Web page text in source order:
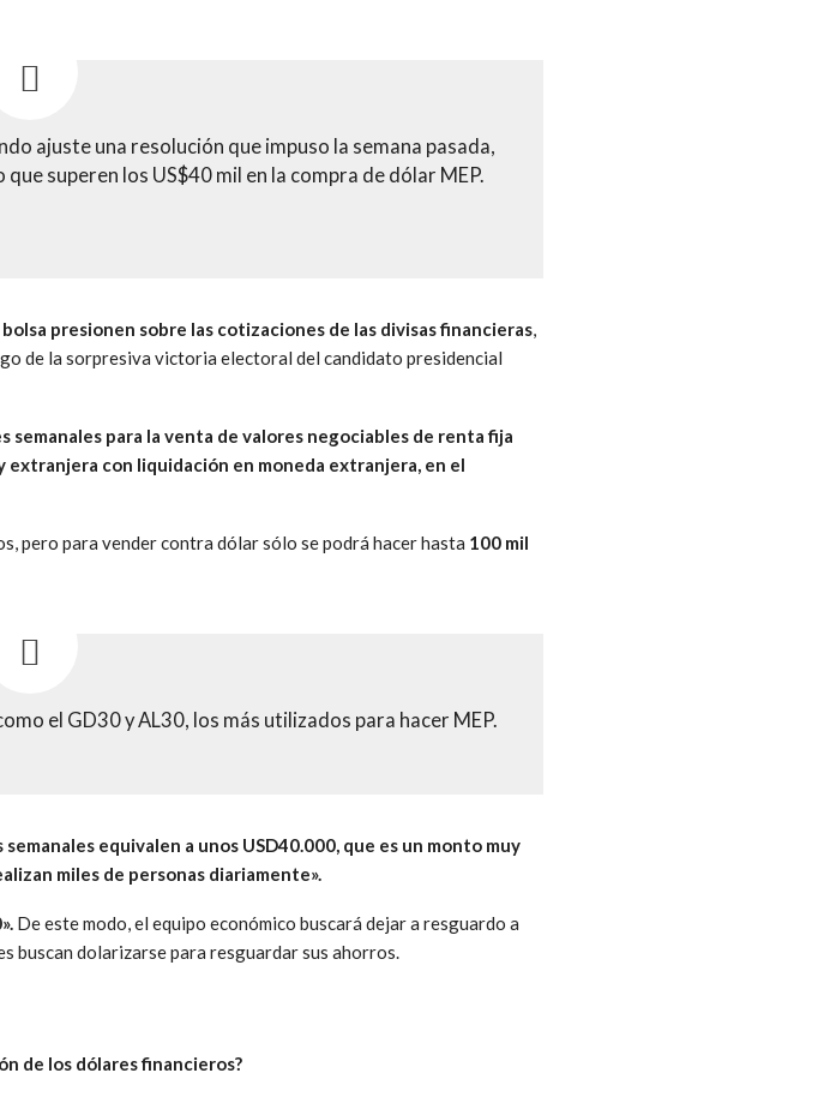
ajuste una resolución que impuso la semana pasada,
superen los US$40 mil en la compra de dólar MEP.
presionen sobre las cotizaciones de las divisas financieras,
de la sorpresiva victoria electoral del candidato presidencial
semanales para la venta de valores negociables de renta fija
extranjera con liquidación en moneda extranjera, en el
pero para vender contra dólar sólo se podrá hacer hasta 100 mil
el GD30 y AL30, los más utilizados para hacer MEP.
semanales equivalen a unos USD40.000, que es un monto muy
miles de personas diariamente».
De este modo, el equipo económico buscará dejar a resguardo a
buscan dolarizarse para resguardar sus ahorros.
de los dólares financieros?